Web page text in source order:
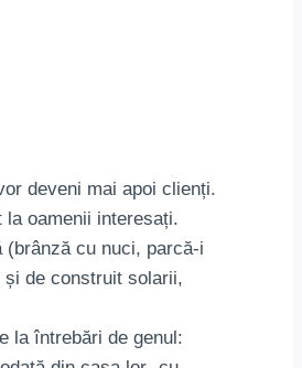
deveni mai apoi clienți.
oamenii interesați.
(brânză cu nuci, parcă-i
de construit solarii,
la întrebări de genul: